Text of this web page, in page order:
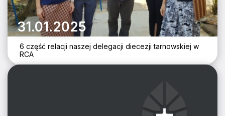
31.01.2025
6 część relacji naszej delegacji diecezji tarnowskiej w
RCA